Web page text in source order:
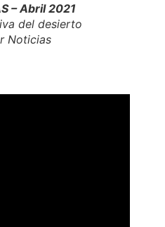
– Abril 2021
del desierto
Noticias